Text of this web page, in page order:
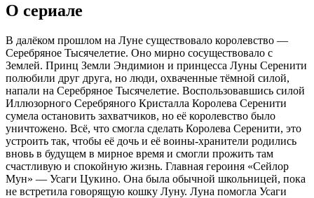
О сериале
В далёком прошлом на Луне существовало королевство —
Серебряное Тысячелетие. Оно мирно сосуществовало с
Землей. Принц Земли Эндимион и принцесса Луны Серенити
полюбили друг друга, но люди, охваченные тёмной силой,
напали на Серебряное Тысячелетие. Воспользовавшись силой
Иллюзорного Серебряного Кристалла Королева Серенити
сумела остановить захватчиков, но её королевство было
уничтожено. Всё, что смогла сделать Королева Серенити, это
устроить так, чтобы её дочь и её воины-хранители родились
вновь в будущем в мирное время и смогли прожить там
счастливую и спокойную жизнь. Главная героиня «Сейлор
Мун» — Усаги Цукино. Она была обычной школьницей, пока
не встретила говорящую кошку Луну. Луна помогла Усаги